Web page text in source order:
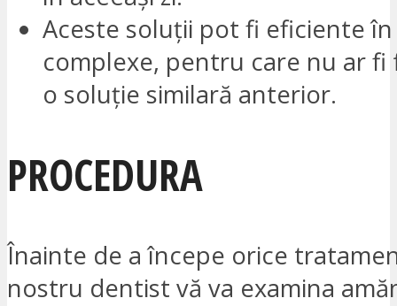
Aceste soluții pot fi eficiente în
complexe, pentru care nu ar fi
o soluție similară anterior.
PROCEDURA
Înainte de a începe orice
nostru dentist vă va examina